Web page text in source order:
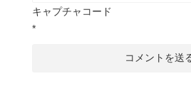
キャプチャコード
*